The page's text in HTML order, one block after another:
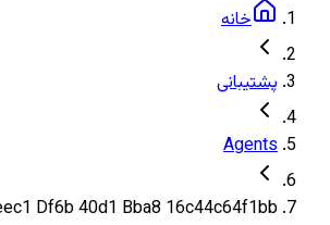
خانه
پشتیبانی
Agents
Df6b 40d1 Bba8 16c44c64f1bb